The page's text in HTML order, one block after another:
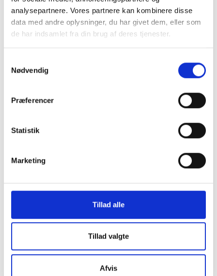
analysepartnere. Vores partnere kan kombinere disse
data med andre oplysninger, du har givet dem, eller som
de har indsamlet fra din brug af deres tjenester.
Nødvendig
Præferencer
Statistik
Marketing
Tillad alle
Tillad valgte
Afvis
2023 Generation
MacOS Styresystem
A2779 er ofte købt sammen
med